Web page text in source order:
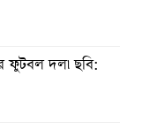
ফুটবল দল৷ ছবি: